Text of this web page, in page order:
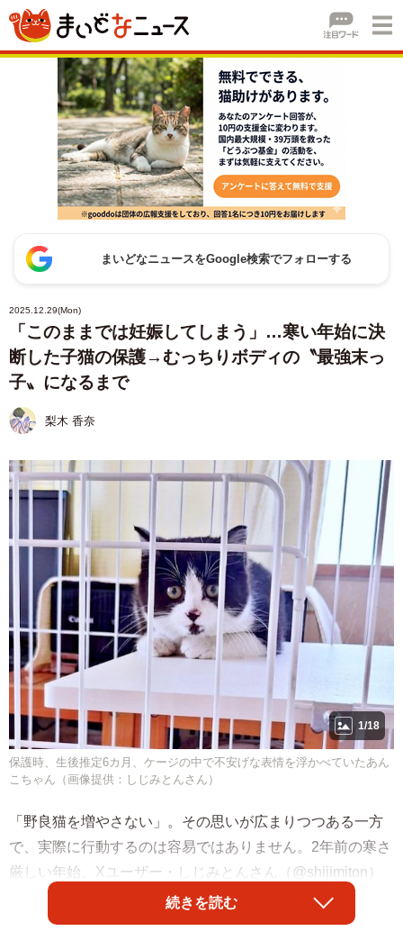
まいどなニュースをGoogle検索でフォローする
2025.12.29(Mon)
「このままでは妊娠してしまう」…寒い年始に決
断した子猫の保護→むっちりボディの〝最強末っ
子〟になるまで
梨木 香奈
1/18
保護時、生後推定6カ月、ケージの中で不安げな表情を浮かべていたあん
こちゃん（画像提供：しじみとんさん）
「野良猫を増やさない」。その思いが広まりつつある一方
で、実際に行動するのは容易ではありません。2年前の寒さ
厳しい年始、Xユーザー・しじみとんさん（@shijimiton）
は、生後6カ月ほどのハチワレの女の子「あんこ」ちゃんと
出会い、「このままではいけない」という思いがこみ上げ
続きを読む